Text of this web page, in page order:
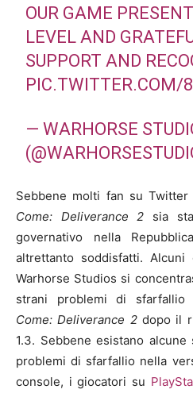
OUR GAME
LEVEL AND
SUPPORT AND
PIC.TWITTER.COM/
— WARHORSE
Sebbene molti fan su
Come: Deliverance 2 sia
governativo nella
altrettanto soddisfatti.
Warhorse Studios si
strani problemi di sfarfallio
Come: Deliverance 2dopo il
1.3. Sebbene esistano
problemi di sfarfallio nella
console, i giocatori su